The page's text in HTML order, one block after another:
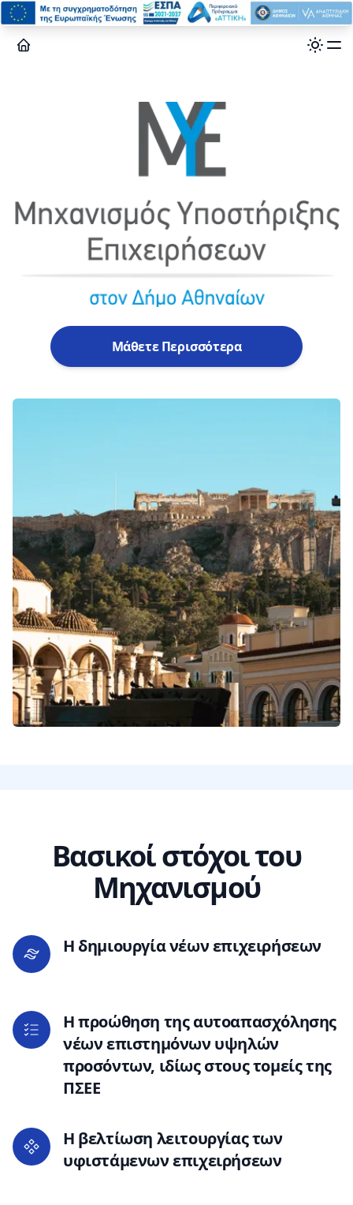
Μάθετε Περισσότερα
Βασικοί στόχοι του
Μηχανισμού
H δημιουργία νέων επιχειρήσεων
H προώθηση της αυτοαπασχόλησης
νέων επιστημόνων υψηλών
προσόντων, ιδίως στους τομείς της
ΠΣΕΕ
H βελτίωση λειτουργίας των
υφιστάμενων επιχειρήσεων